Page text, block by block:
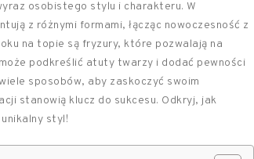
osobistego stylu i charakteru. W
z różnymi formami, łącząc nowoczesność z
na topie są fryzury, które pozwalają na
podkreślić atuty twarzy i dodać pewności
sposobów, aby zaskoczyć swoim
stanowią klucz do sukcesu. Odkryj, jak
styl!